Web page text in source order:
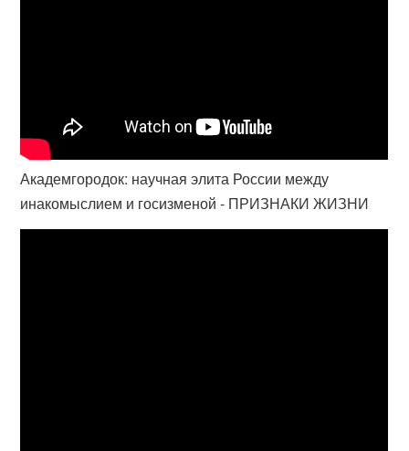
Академгородок: научная элита России между
инакомыслием и госизменой - ПРИЗНАКИ ЖИЗНИ